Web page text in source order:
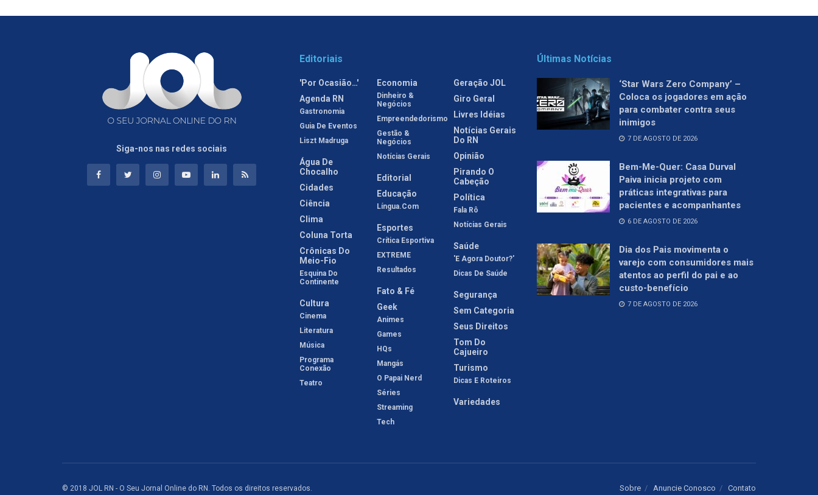
Siga-nos nas redes sociais
Editoriais
'Por Ocasião…'
Agenda RN
Gastronomia
Guia De Eventos
Liszt Madruga
Água De
Chocalho
Cidades
Ciência
Clima
Coluna Torta
Crônicas Do
Meio-Fio
Esquina Do
Continente
Cultura
Cinema
Literatura
Música
Programa
Conexão
Teatro
Economia
Dinheiro &
Negócios
Empreendedorismo
Gestão &
Negócios
Notícias Gerais
Editorial
Educação
Língua.com
Esportes
Crítica Esportiva
EXTREME
Resultados
Fato & Fé
Geek
Animes
Games
HQs
Mangás
O Papai Nerd
Séries
Streaming
Tech
Geração JOL
Giro Geral
Livres Idéias
Notícias Gerais
Do RN
Opinião
Pirando O
Cabeção
Política
Fala Rô
Notícias Gerais
Saúde
'E Agora Doutor?'
Dicas De Saúde
Segurança
Sem Categoria
Seus Direitos
Tom Do
Cajueiro
Turismo
Dicas E Roteiros
Variedades
Últimas Notícias
‘Star Wars Zero Company’ –
Coloca os jogadores em ação
para combater contra seus
inimigos
7 DE AGOSTO DE 2026
Bem-Me-Quer: Casa Durval
Paiva inicia projeto com
práticas integrativas para
pacientes e acompanhantes
6 DE AGOSTO DE 2026
Dia dos Pais movimenta o
varejo com consumidores mais
atentos ao perfil do pai e ao
custo-benefício
7 DE AGOSTO DE 2026
Sobre Anuncie Conosco Contato
© 2018 JOL RN - O Seu Jornal Online do RN. Todos os direitos reservados.